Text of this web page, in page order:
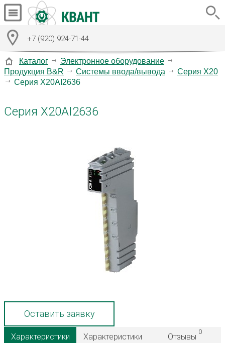
+7 (920) 924-71-44
Каталог
Электронное оборудование
Продукция B&R
Системы ввода/вывода
Серия X20
Серия X20AI2636
Серия X20AI2636
Оставить заявку
Характеристики Характеристики Отзывы
0